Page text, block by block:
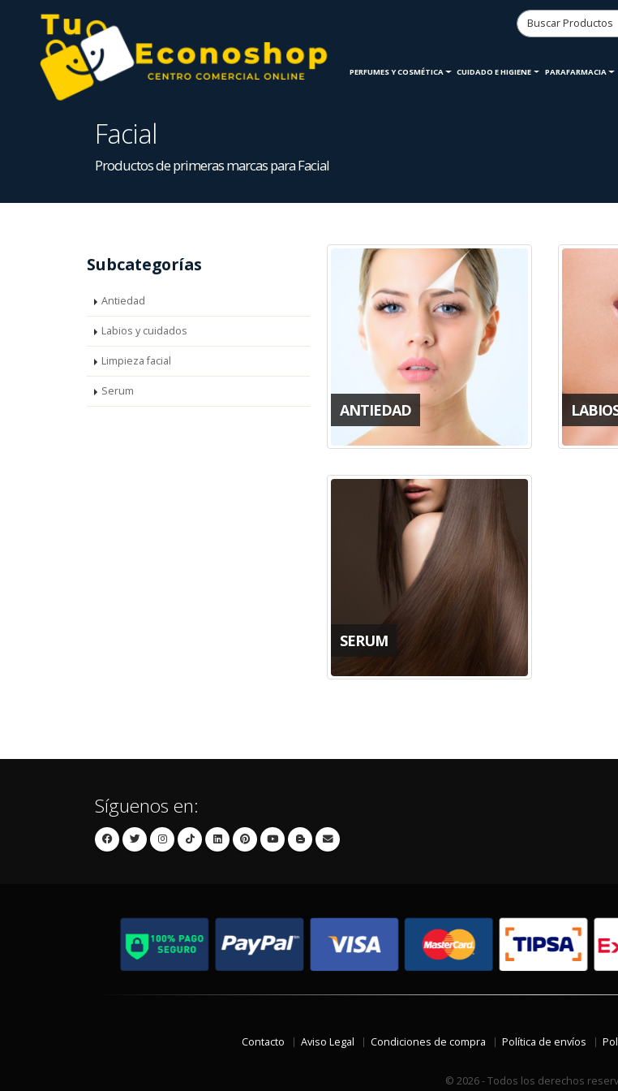
INICIO HOGAR PERFUMES Y COSMÉTICA CUIDADO E HIGIENE PARAFARMACIA
Facial
Productos de primeras marcas para Facial
Subcategorías
Antiedad
Labios y cuidados
Limpieza facial
Serum
ANTIEDAD
SERUM
Síguenos en:
Contacto Aviso Legal Condiciones de compra Política de envíos
© 2026 - Todos los derechos